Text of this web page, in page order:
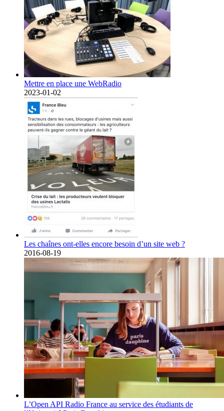
Mettre en place une WebRadio
2023-01-02
Les chaînes ont-elles encore besoin d’un site web ?
2016-08-19
L’Open API Radio France au service des étudiants de